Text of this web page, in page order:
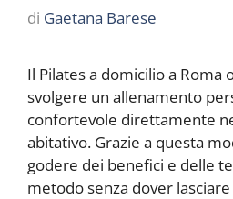
di Gaetana Barese
Il Pilates a domicilio a Roma
svolgere un allenamento
confortevole direttamente
abitativo. Grazie a questa
godere dei benefici e delle
metodo senza dover